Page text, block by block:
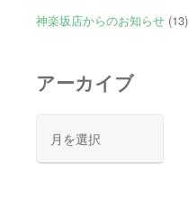
神楽坂店からのお知らせ(13)
アーカイブ
カ